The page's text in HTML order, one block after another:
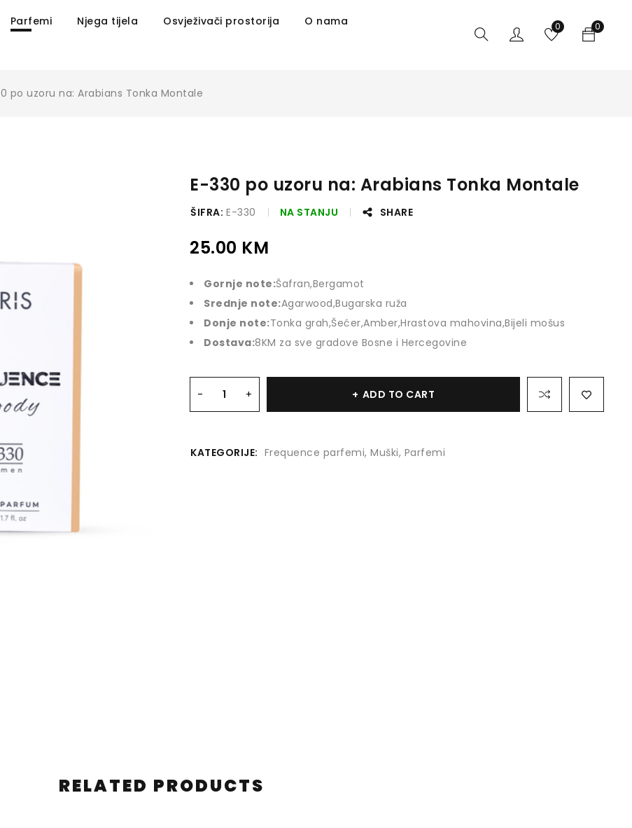
Parfemi Njega tijela Osvježivači prostorija
O nama
0
0
po uzoru na: Arabians Tonka Montale
E-330 po uzoru na: Arabians Tonka Montale
ŠIFRA: E-330 NA STANJU SHARE
25.00 KM
Gornje note:Šafran,Bergamot
Srednje note:Agarwood,Bugarska ruža
Donje note:Tonka grah,Šećer,Amber,Hrastova mahovina,Bijeli mošus
Dostava:8KM za sve gradove Bosne i Hercegovine
ADD TO CART
KATEGORIJE: Frequence parfemi, Muški, Parfemi
RELATED PRODUCTS